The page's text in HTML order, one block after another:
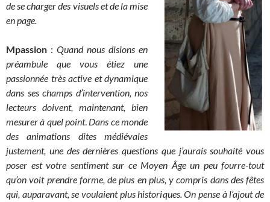
de se charger des visuels et de la mise
en page.
Mpassion : Quand nous disions en
préambule que vous étiez une
passionnée très active et dynamique
dans ses champs d’intervention, nos
lecteurs doivent, maintenant, bien
mesurer à quel point. Dans ce monde
des animations dites médiévales
justement, une des dernières questions que j’aurais souhaité vous
poser est votre sentiment sur ce Moyen Âge un peu fourre-tout
qu’on voit prendre forme, de plus en plus, y compris dans des fêtes
qui, auparavant, se voulaient plus historiques. On pense à l’ajout de